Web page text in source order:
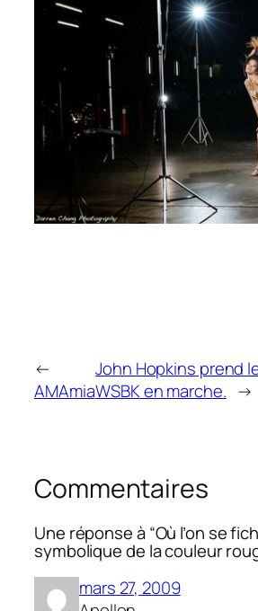
←
AMAmia
John Hopkins prend
WSBK en marche. →
Commentaires
Une réponse à “Où l’on se
symbolique de la couleur
mars 27, 2009